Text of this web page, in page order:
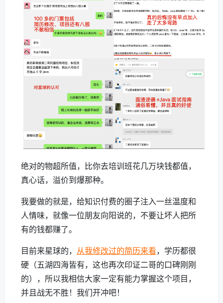
绝对的物超所值，比你去培训班花几万块钱都值，
真心话，溢价到爆那种。
我要做的就是，给知识付费的圈子注入一丝温度和
人情味，就像一位朋友向阳说的，不要让坏人把所
有的钱都赚了。
目前来星球的， 从我修改过的简历来看，学历都很
硬（五湖四海皆有，这也再次印证二哥的口碑刚刚
的），所以我相信大家一定有能力掌握这个项目，
并且战无不胜！我们开冲吧！